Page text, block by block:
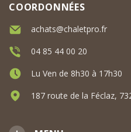
COORDONNÉES
achats@chaletpro.fr
04 85 44 00 20
Lu Ven de 8h30 à 17h30
187 route de la Féclaz,